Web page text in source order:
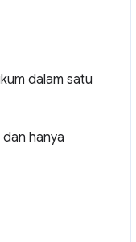
dalam satu
hanya